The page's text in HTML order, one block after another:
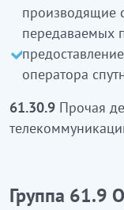
(Осында
мазмұнды
жіктеледі)
спутниктік
Интернет
61.30.9
производящие
передаваемых
оператора
61.30.9 Прочая
Группа 61.9